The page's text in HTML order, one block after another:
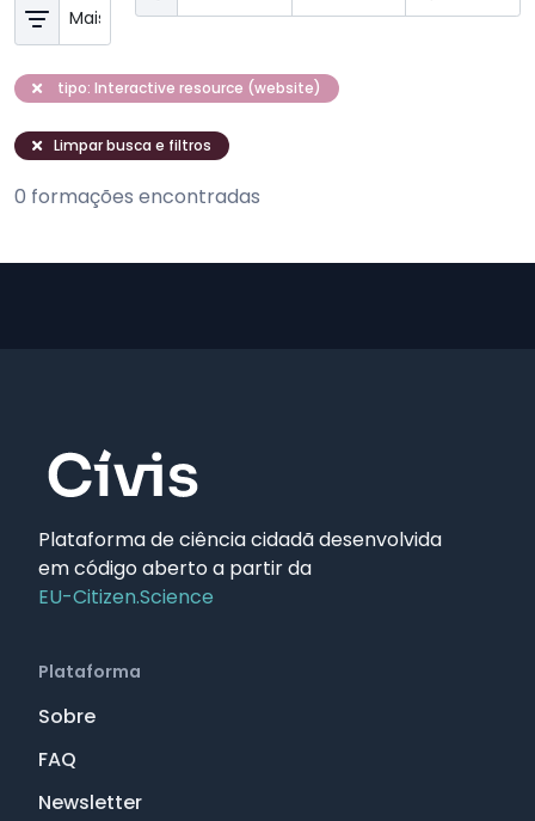
tipo: Interactive resource (website)
Limpar busca e filtros
0 formações encontradas
Plataforma de ciência cidadã desenvolvida
em código aberto a partir da
EU-Citizen.Science
Plataforma
Sobre
FAQ
Newsletter